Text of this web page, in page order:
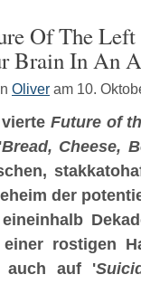
Of The
Brain In An
Oliver am 10.
Future of
Bread, Cheese,
der
rostigen
auch auf '